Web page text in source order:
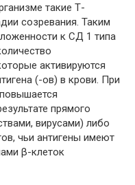
такие Т-
созревания. Таким
к СД 1 типа
активируются
(-ов) в крови. При
прямого
вирусами) либо
чьи антигены имеют
β-клеток